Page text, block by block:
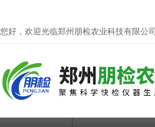
您好，欢迎光临郑州朋检农业科技有限公司